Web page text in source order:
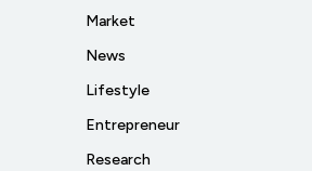
Market
News
Lifestyle
Entrepreneur
Research